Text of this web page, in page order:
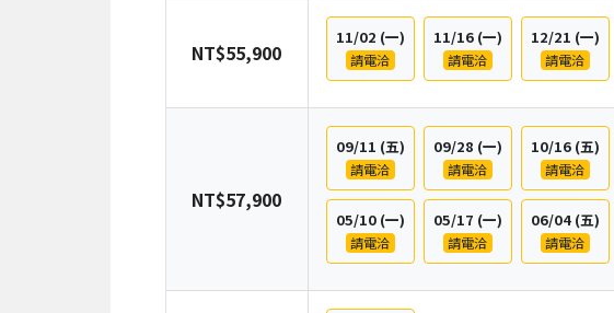
NT$55,900
11/02 (一)
請電洽
11/16 (一)
請電洽
12/21 (一)
請電洽
NT$57,900
09/11 (五)
請電洽
09/28 (一)
請電洽
10/16 (五)
請電洽
05/10 (一)
請電洽
05/17 (一)
請電洽
06/04 (五)
請電洽